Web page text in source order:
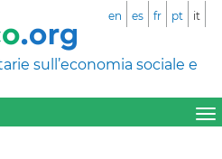
sull’economia sociale e
en es fr pt it